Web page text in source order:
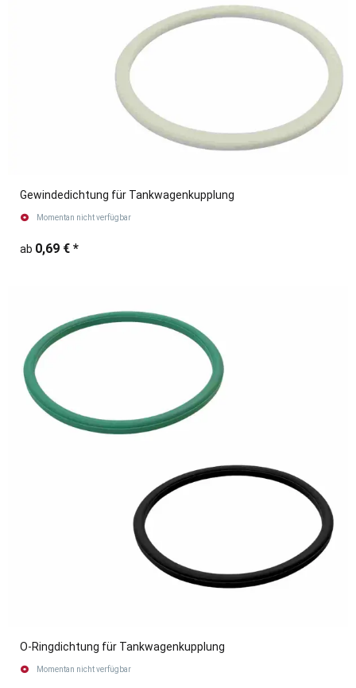
Gewindedichtung für Tankwagenkupplung
Momentan nicht verfügbar
ab 0,69 € *
O-Ringdichtung für Tankwagenkupplung
Momentan nicht verfügbar